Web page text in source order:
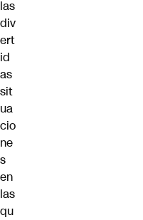
las
div
ert
id
as
sit
ua
cio
ne
s
en
las
qu